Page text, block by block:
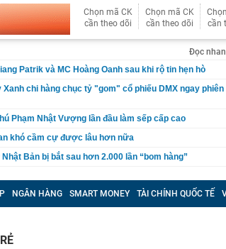
Chọn mã CK
cần theo dõi
Chọn mã CK
cần theo dõi
cần
Đọc
Patrik và MC Hoàng Oanh sau khi rộ tin hẹn hò
Xanh chi hàng chục tỷ "gom" cổ phiếu DMX ngay phiên
Phạm Nhật Vượng lần đầu làm sếp cấp cao
khó cầm cự được lâu hơn nữa
Bản bị bắt sau hơn 2.000 lần “bom hàng”
định mới
khắc của Nga ai ngờ đã đến mức này: Làm chip "từ
của nghệ sĩ Quang Minh và bà xã Tăng Khánh Chi
NGÂN HÀNG SMART MONEY TÀI CHÍNH QUỐC TẾ